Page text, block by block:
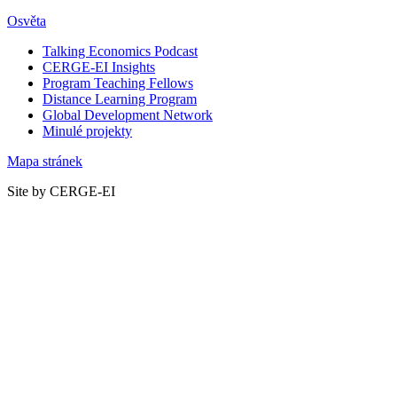
Osvěta
Talking Economics Podcast
CERGE-EI Insights
Program Teaching Fellows
Distance Learning Program
Global Development Network
Minulé projekty
Mapa stránek
Site by CERGE-EI